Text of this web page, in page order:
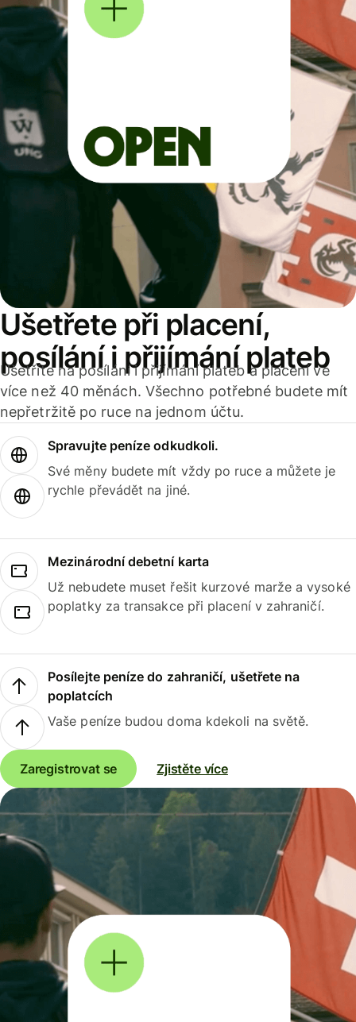
Ušetřete při placení,
posílání i přijímání plateb
Ušetříte na posílání i přijímání plateb a placení ve
více než 40 měnách. Všechno potřebné budete mít
nepřetržitě po ruce na jednom účtu.
Spravujte peníze odkudkoli.
Své měny budete mít vždy po ruce a můžete je
rychle převádět na jiné.
Mezinárodní debetní karta
Už nebudete muset řešit kurzové marže a vysoké
poplatky za transakce při placení v zahraničí.
Posílejte peníze do zahraničí, ušetřete na
poplatcích
Vaše peníze budou doma kdekoli na světě.
Zaregistrovat se Zjistěte více